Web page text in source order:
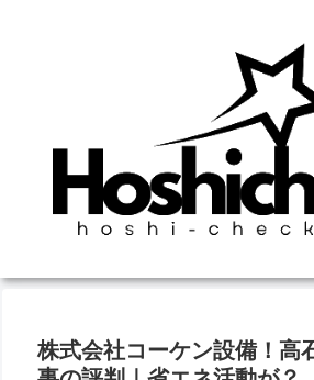
株式会社コーケン設備！高